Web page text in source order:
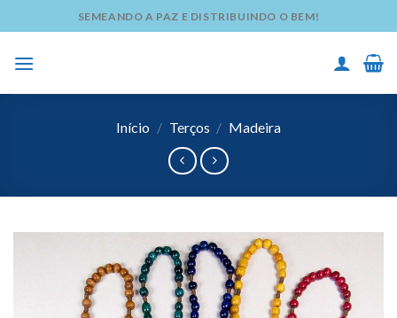
to
content
SEMEANDO A PAZ E DISTRIBUINDO O BEM!
Início / Terços / Madeira